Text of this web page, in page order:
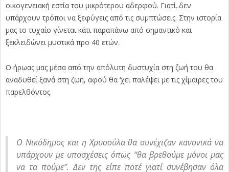
οικογενειακή εστία του μικρότερου αδερφού. Γιατί..δεν
υπάρχουν τρόποι να ξεφύγεις από τις συμπτώσεις. Στην ιστορία
μας το τυχαίο γίνεται κάτι παραπάνω από σημαντικό και
ξεκλειδώνει μυστικά προ 40 ετών.
Ο ήρωας μας μέσα από την απόλυτη δυστυχία στη ζωή του θα
αναδυθεί ξανά στη ζωή, αφού θα ‘χει παλέψει με τις χίμαιρες του
παρελθόντος.
Ο Νικόδημος και η Χρυσούλα θα συνέχιζαν κανονικά να
υπάρχουν με υποσχέσεις όπως “θα βρεθούμε μόνοι μας
να τα πούμε”. Δεν της είπε ποτέ γιατί συνέβησαν όλα